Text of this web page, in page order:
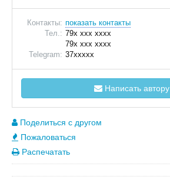
Контакты: показать контакты
Тел.: 79x xxx xxxx
79x xxx xxxx
Telegram: 37xxxxx
Написать автору
Поделиться с другом
Пожаловаться
Распечатать